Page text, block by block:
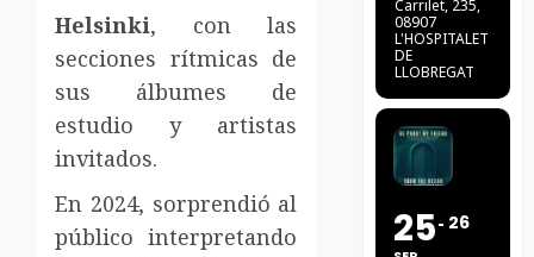
Helsinki, con las
secciones rítmicas de
sus álbumes de
estudio y artistas
invitados.
En 2024, sorprendió al
público interpretando
Carrilet, 235,
08907
L'HOSPITALET
DE
LLOBREGAT
25 26